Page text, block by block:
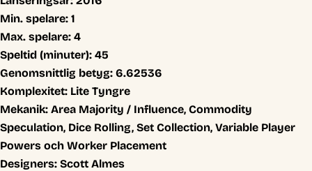
Min. spelare: 1
Max. spelare: 4
Speltid (minuter): 45
Genomsnittlig betyg: 6.62536
Komplexitet: Lite Tyngre
Mekanik: Area Majority / Influence, Commodity
Speculation, Dice Rolling, Set Collection, Variable Player
Powers och Worker Placement
Designers: Scott Almes